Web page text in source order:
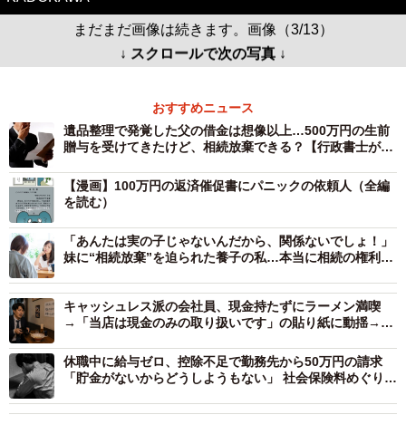
まだまだ画像は続きます。画像（3/13）
↓ スクロールで次の写真 ↓
おすすめニュース
遺品整理で発覚した父の借金は想像以上…500万円の生前
贈与を受けてきたけど、相続放棄できる？【行政書士が解
【漫画】100万円の返済催促書にパニックの依頼人（全編
を読む）
「あんたは実の子じゃないんだから、関係ないでしょ！」
妹に“相続放棄”を迫られた養子の私…本当に相続の権利は
キャッシュレス派の会社員、現金持たずにラーメン満喫
→「当店は現金のみの取り扱いです」の貼り紙に動揺→店
が解説】
休職中に給与ゼロ、控除不足で勤務先から50万円の請求
「貯金がないからどうしようもない」 社会保険料めぐり同